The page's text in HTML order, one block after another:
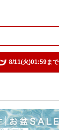
8/11(火)01:59まで